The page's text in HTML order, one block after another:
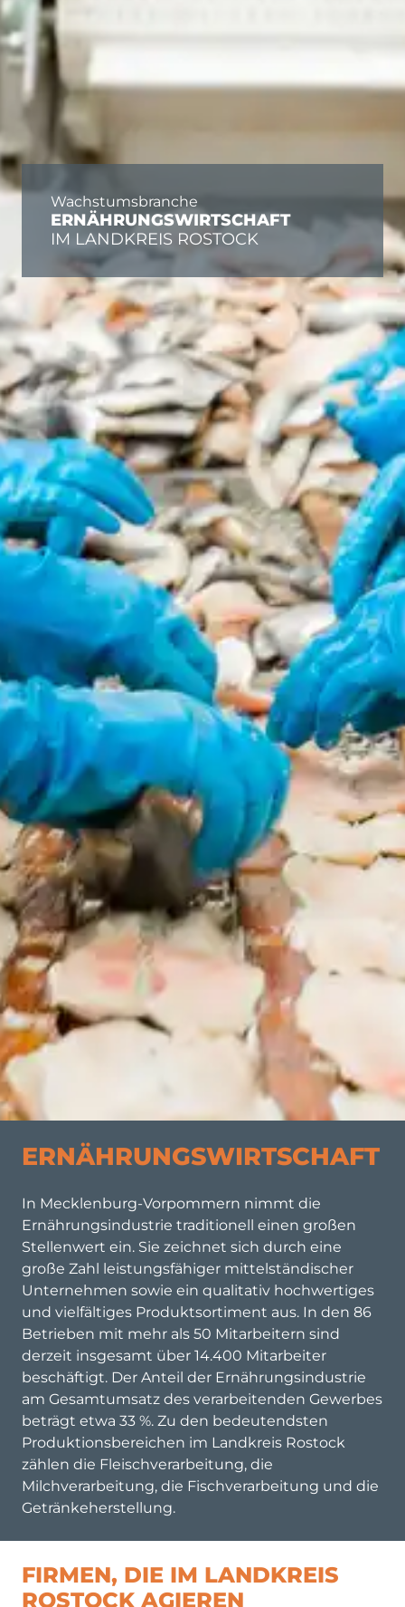
Wachstumsbranche
ERNÄHRUNGSWIRTSCHAFT
IM LANDKREIS ROSTOCK
ERNÄHRUNGSWIRTSCHAFT
In Mecklenburg-Vorpommern nimmt die
Ernährungsindustrie traditionell einen großen
Stellenwert ein. Sie zeichnet sich durch eine
große Zahl leistungsfähiger mittelständischer
Unternehmen sowie ein qualitativ hochwertiges
und vielfältiges Produktsortiment aus. In den 86
Betrieben mit mehr als 50 Mitarbeitern sind
derzeit insgesamt über 14.400 Mitarbeiter
beschäftigt. Der Anteil der Ernährungsindustrie
am Gesamtumsatz des verarbeitenden Gewerbes
beträgt etwa 33 %. Zu den bedeutendsten
Produktionsbereichen im Landkreis Rostock
zählen die Fleischverarbeitung, die
Milchverarbeitung, die Fischverarbeitung und die
Getränkeherstellung.
FIRMEN, DIE IM LANDKREIS
ROSTOCK AGIEREN